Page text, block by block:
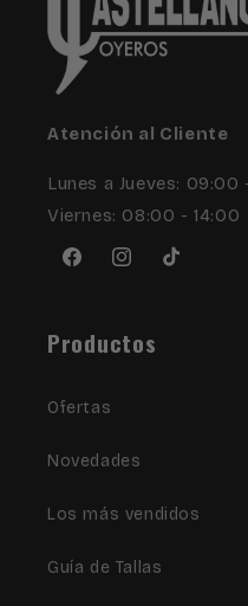
Atención al Cliente
Lunes a Jueves:
Viernes: 08:00 - 14:00
FacebookInstagram
TikTok
Productos
Ofertas
Novedades
Los más vendidos
Guía de Tallas